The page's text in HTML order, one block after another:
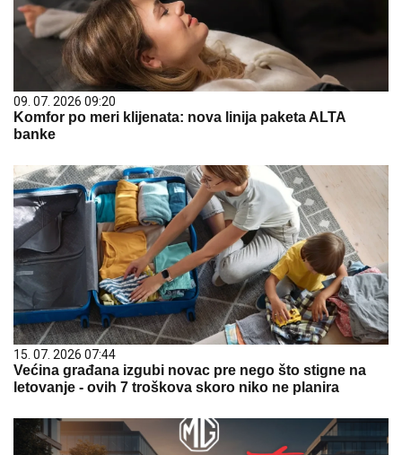
09. 07. 2026 09:20
Komfor po meri klijenata: nova linija paketa ALTA
banke
15. 07. 2026 07:44
Većina građana izgubi novac pre nego što stigne na
letovanje - ovih 7 troškova skoro niko ne planira